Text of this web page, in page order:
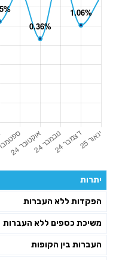
יתרות
הפקדות ללא העברות
משיכת כספים ללא העברות
העברות בין הקופות